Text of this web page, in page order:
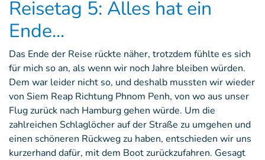
Reisetag 5: Alles hat ein
Ende...
Das Ende der Reise rückte näher, trotzdem fühlte es sich
für mich so an, als wenn wir noch Jahre bleiben würden.
Dem war leider nicht so, und deshalb mussten wir wieder
von Siem Reap Richtung Phnom Penh, von wo aus unser
Flug zurück nach Hamburg gehen würde. Um die
zahlreichen Schlaglöcher auf der Straße zu umgehen und
einen schöneren Rückweg zu haben, entschieden wir uns
kurzerhand dafür, mit dem Boot zurückzufahren. Gesagt